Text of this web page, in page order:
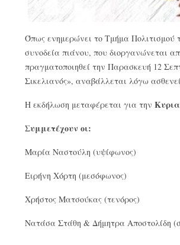
Όπως ενημερώνει το Τμήμα Πολιτισμού
συνοδεία πιάνου, που διοργανώνεται
πραγματοποιηθεί την Παρασκευή 12
Σικελιανός», αναβάλλεται λόγω
Η εκδήλωση μεταφέρεται για την
Συμμετέχουν οι:
Μαρία Ναστούλη (υψίφωνος)
Ειρήνη Χόρτη (μεσόφωνος)
Xρήστος Ματσούκας (τενόρος)
Νατάσα Στάθη & Δήμητρα Αποστολίδη